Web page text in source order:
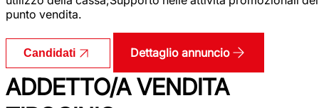
punto vendita.
Candidati Dettaglio annuncio
ADDETTO/A VENDITA